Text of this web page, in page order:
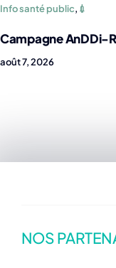
Info santé public, 💉
Campagne AnDDi-
août 7, 2026
NOS